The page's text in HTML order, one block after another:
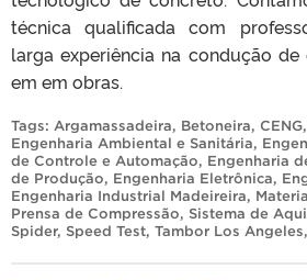
técnica qualificada com
larga experiência na condução
em em obras.
Tags: Argamassadeira, Betoneira, CENG,
Engenharia Ambiental e Sanitária,
de Controle e Automação, Engenharia
de Produção, Engenharia Eletrônica,
Engenharia Industrial Madeireira,
Prensa de Compressão, Sistema de
Spider, Speed Test, Tambor Los Angeles,